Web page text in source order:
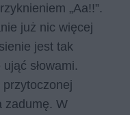
„Aa!!”.
już nic więcej
jest tak
słowami.
zadumę. W